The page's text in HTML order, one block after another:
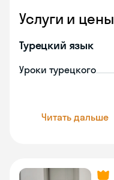
Услуги и цены
Турецкий язык
Уроки турецкого
Читать дальше